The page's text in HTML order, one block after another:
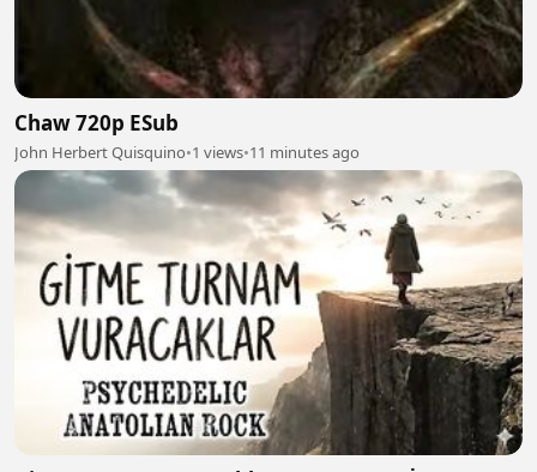
Chaw 720p ESub
John Herbert Quisquino•1 views•11 minutes ago